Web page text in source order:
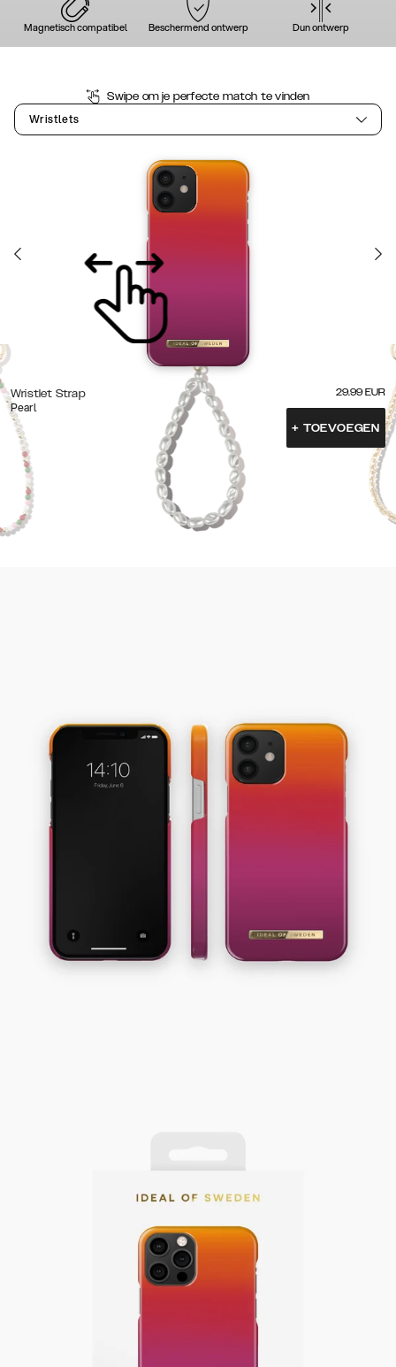
Magnetisch compatibel Beschermend ontwerp Dun ontwerp
Swipe om je perfecte match te vinden
Wristlets
Wristlet Strap
Pearl
29.99 EUR
+ TOEVOEGEN